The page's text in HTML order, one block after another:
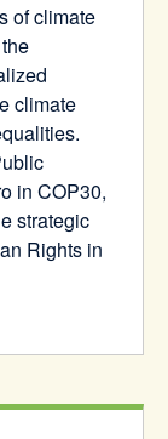
of climate
climate
in COP30,
strategic
Rights in